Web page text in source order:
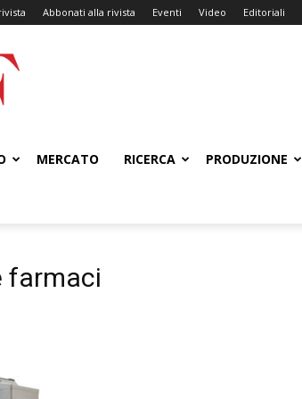
Abbonati alla rivista Eventi Video Editoriali
MERCATO RICERCA PRODUZIONE
farmaci